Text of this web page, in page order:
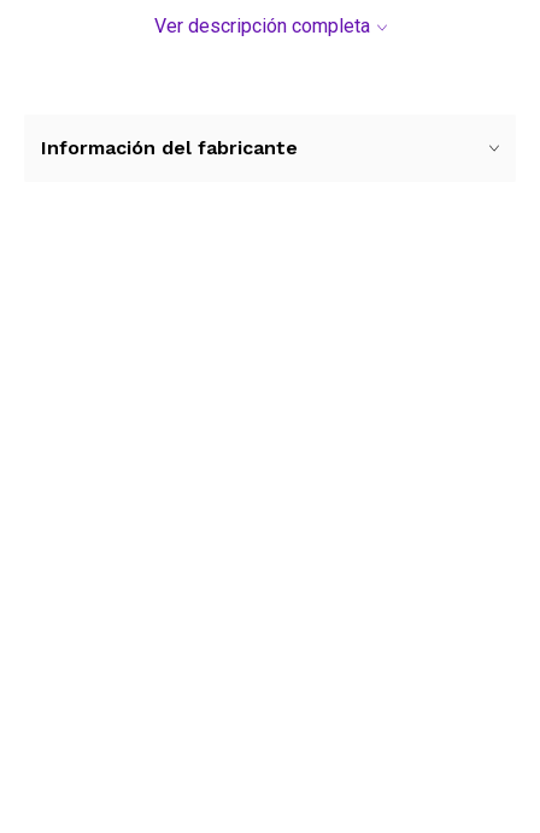
Ver descripción completa
Información del fabricante